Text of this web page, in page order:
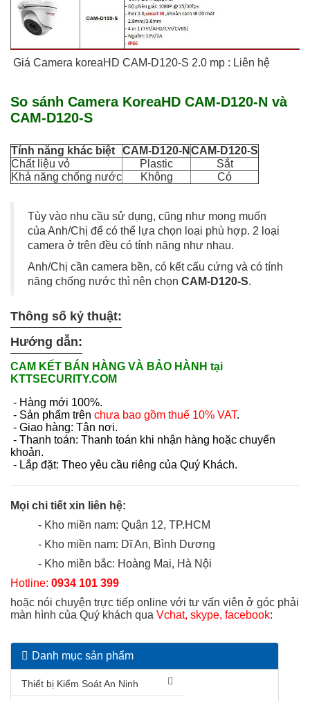
Danh mục sản phẩm
Thiết bị Kiểm Soát An Ninh
Giá Camera koreaHD CAM-D120-S 2.0 mp : Liên hệ
So sánh Camera KoreaHD CAM-D120-N và
CAM-D120-S
Tính năng khác biệt CAM-D120-N CAM-D120-S
Chất liệu vỏ
Plastic
Sắt
Khả năng chống nước
Không Có
Tùy vào nhu cầu sử dụng, cũng như mong muốn
của Anh/Chị để có thể lựa chọn loại phù hợp. 2 loại
camera ở trên đều có tính năng như nhau.
Anh/Chị cần camera bền, có kết cấu cứng và có tính
năng chống nước thì nên chọn CAM-D120-S.
Thông số kỷ thuật:
Hướng dẫn:
CAM KẾT BÁN HÀNG VÀ BẢO HÀNH tại
KTTSECURITY.COM
- Hàng mới 100%.
- Sản phẩm trên chưa bao gồm thuế 10% VAT.
- Giao hàng: Tận nơi.
- Thanh toán: Thanh toán khi nhận hàng hoặc chuyển
khoản.
- Lắp đặt: Theo yêu cầu riêng của Quý Khách.
Mọi chi tiết xin liên hệ:
- Kho miền nam: Quận 12, TP.HCM
- Kho miền nam: Dĩ An, Bình Dương
- Kho miền bắc: Hoàng Mai, Hà Nội
Hotline: 0934 101 399
hoặc nói chuyện trực tiếp online với tư vấn viên ở góc phải
màn hình của Quý khách qua Vchat, skype, facebook: